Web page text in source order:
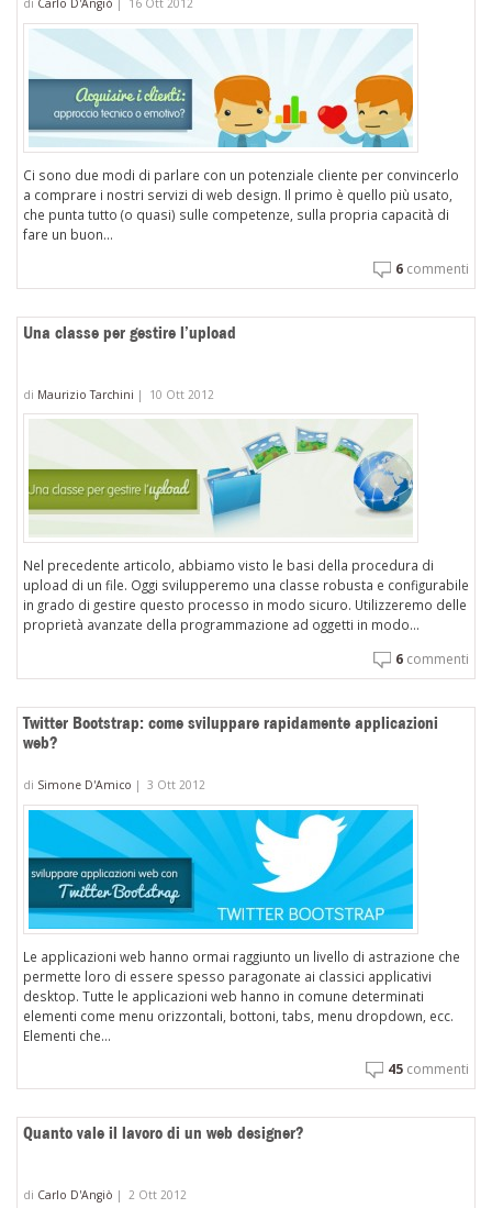
di Carlo D'Angiò | 16 Ott 2012
Ci sono due modi di parlare con un potenziale cliente per convincerlo
a comprare i nostri servizi di web design. Il primo è quello più usato,
che punta tutto (o quasi) sulle competenze, sulla propria capacità di
fare un buon...
6 commenti
Una classe per gestire l’upload
di Maurizio Tarchini | 10 Ott 2012
Nel precedente articolo, abbiamo visto le basi della procedura di
upload di un file. Oggi svilupperemo una classe robusta e configurabile
in grado di gestire questo processo in modo sicuro. Utilizzeremo delle
proprietà avanzate della programmazione ad oggetti in modo...
6 commenti
Twitter Bootstrap: come sviluppare rapidamente applicazioni
web?
di Simone D'Amico | 3 Ott 2012
Le applicazioni web hanno ormai raggiunto un livello di astrazione che
permette loro di essere spesso paragonate ai classici applicativi
desktop. Tutte le applicazioni web hanno in comune determinati
elementi come menu orizzontali, bottoni, tabs, menu dropdown, ecc.
Elementi che...
45 commenti
Quanto vale il lavoro di un web designer?
di Carlo D'Angiò | 2 Ott 2012